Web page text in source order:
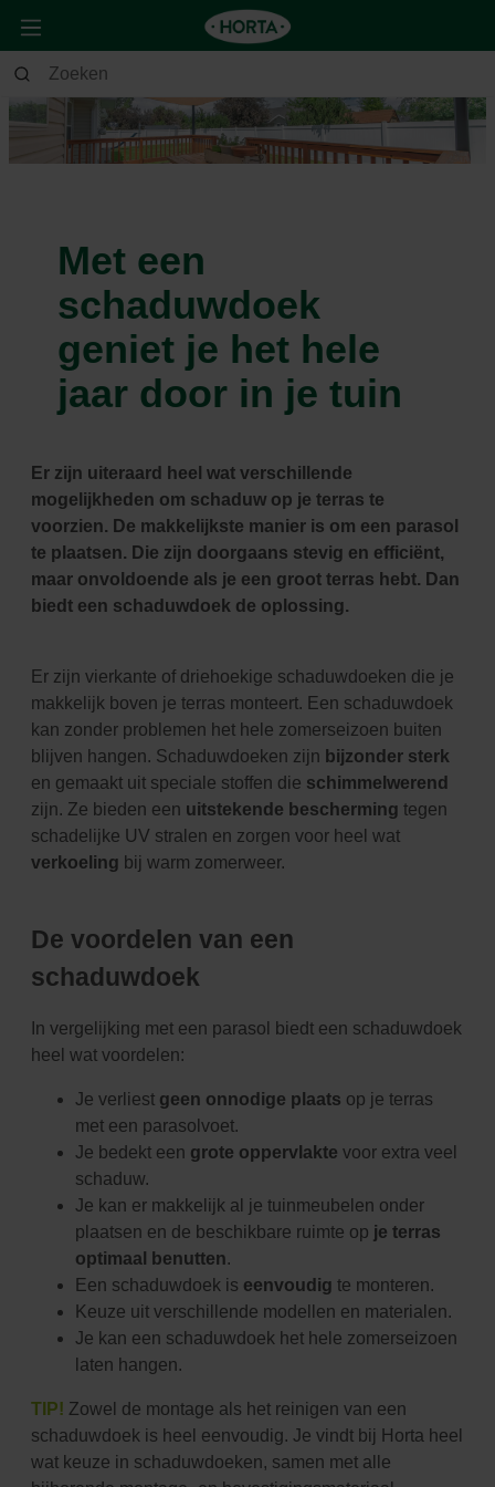
Met een
schaduwdoek
geniet je het hele
jaar door in je tuin
Er zijn uiteraard heel wat verschillende
mogelijkheden om schaduw op je terras te
voorzien. De makkelijkste manier is om een parasol
te plaatsen. Die zijn doorgaans stevig en efficiënt,
maar onvoldoende als je een groot terras hebt. Dan
biedt een schaduwdoek de oplossing.
Er zijn vierkante of driehoekige schaduwdoeken die je
makkelijk boven je terras monteert. Een schaduwdoek
kan zonder problemen het hele zomerseizoen buiten
blijven hangen. Schaduwdoeken zijn bijzonder sterk
en gemaakt uit speciale stoffen die schimmelwerend
zijn. Ze bieden een uitstekende bescherming tegen
schadelijke UV stralen en zorgen voor heel wat
verkoeling bij warm zomerweer.
De voordelen van een
schaduwdoek
In vergelijking met een parasol biedt een schaduwdoek
heel wat voordelen:
Je verliest geen onnodige plaats op je terras
met een parasolvoet.
Je bedekt een grote oppervlakte voor extra veel
schaduw.
Je kan er makkelijk al je tuinmeubelen onder
plaatsen en de beschikbare ruimte op je terras
optimaal benutten.
Een schaduwdoek is eenvoudig te monteren.
Keuze uit verschillende modellen en materialen.
Je kan een schaduwdoek het hele zomerseizoen
laten hangen.
TIP! Zowel de montage als het reinigen van een
schaduwdoek is heel eenvoudig. Je vindt bij Horta heel
wat keuze in schaduwdoeken, samen met alle